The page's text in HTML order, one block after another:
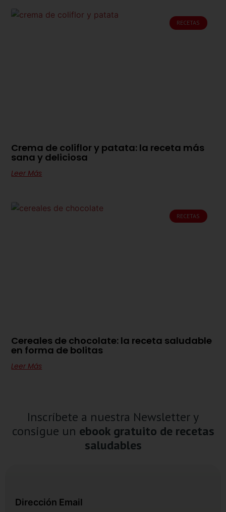
RECETAS
Crema de coliflor y patata: la receta más
sana y deliciosa
Leer Más
RECETAS
Cereales de chocolate: la receta saludable
en forma de bolitas
Leer Más
Inscríbete a nuestra Newsletter y
consigue un ebook gratuito de recetas
saludables
Dirección Email